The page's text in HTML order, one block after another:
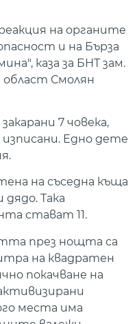
на органите
и на Бърза
каза за БНТ зам.
Смолян
7 човека,
Едно дете
на съседна къща
Така
стават 11.
през нощта са
на квадратен
покачване на
места има